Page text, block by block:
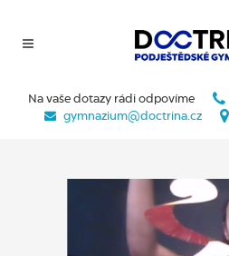
Na vaše dotazy rádi odpovíme
gymnazium@doctrina.cz